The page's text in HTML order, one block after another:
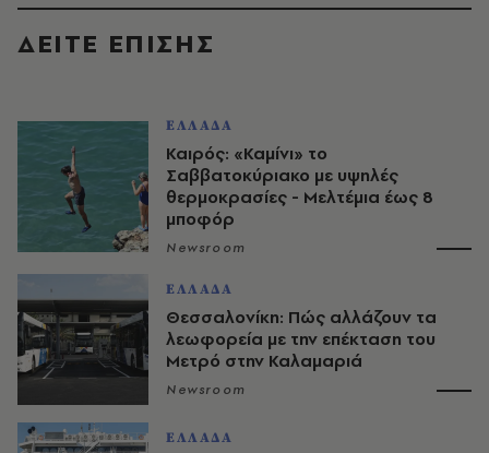
ΔΕΙΤΕ ΕΠΙΣΗΣ
ΕΛΛΑΔΑ
Καιρός: «Καμίνι» το
Σαββατοκύριακο με υψηλές
θερμοκρασίες - Mελτέμια έως 8
μποφόρ
Newsroom
ΕΛΛΑΔΑ
Θεσσαλονίκη: Πώς αλλάζουν τα
λεωφορεία με την επέκταση του
Μετρό στην Καλαμαριά
Newsroom
ΕΛΛΑΔΑ